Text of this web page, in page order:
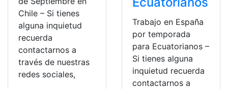
Chile – Si tienes
alguna inquietud
recuerda
contactarnos a
través de nuestras
redes sociales,
Trabajo en España
por temporada
para Ecuatorianos –
Si tienes alguna
inquietud recuerda
contactarnos a